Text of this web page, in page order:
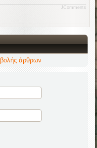
JComments
άρθρων